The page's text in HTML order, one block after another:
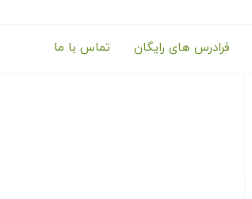
فرادرس های رایگان تماس با ما